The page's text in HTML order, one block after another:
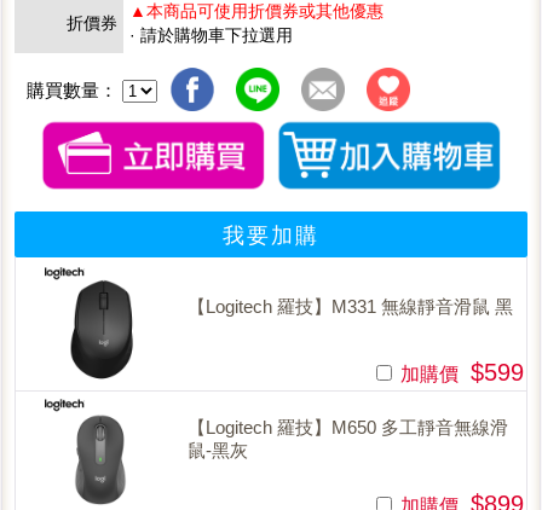
折價券
▲本商品可使用折價券或其他優惠
· 請於購物車下拉選用
購買數量：
我要加購
【Logitech 羅技】M331 無線靜音滑鼠 黑
加購價 $599
【Logitech 羅技】M650 多工靜音無線滑
鼠-黑灰
加購價 $899